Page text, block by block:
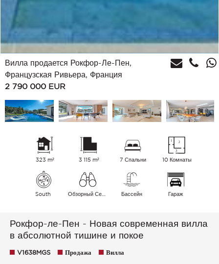
Вилла продается Рокфор-Ле-Пен,
Французская Ривьера, Франция
2 790 000 EUR
323 m² 3 115 m² 7 Спальни 10 Комнаты
South Бассейн Гараж
Рокфор-ле-Пен - Новая современная вилла
в абсолютной тишине и покое
V1638MGS Продажа Вилла